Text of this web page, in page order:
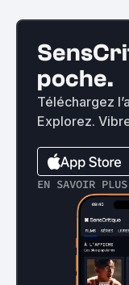
poche.
Téléchargez
Explorez.
EN SAVOIR PLUS